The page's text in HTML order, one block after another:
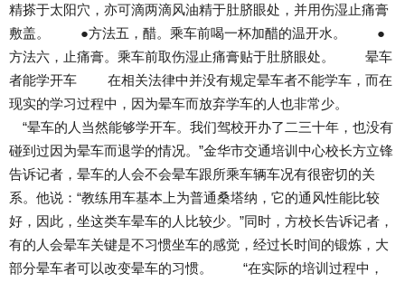
精搽于太阳穴，亦可滴两滴风油精于肚脐眼处，并用伤湿止痛膏
敷盖。 ●方法五，醋。乘车前喝一杯加醋的温开水。 ●
方法六，止痛膏。乘车前取伤湿止痛膏贴于肚脐眼处。 晕车
者能学开车 在相关法律中并没有规定晕车者不能学车，而在
现实的学习过程中，因为晕车而放弃学车的人也非常少。
“晕车的人当然能够学开车。我们驾校开办了二三十年，也没有
碰到过因为晕车而退学的情况。”金华市交通培训中心校长方立锋
告诉记者，晕车的人会不会晕车跟所乘车辆车况有很密切的关
系。他说：“教练用车基本上为普通桑塔纳，它的通风性能比较
好，因此，坐这类车晕车的人比较少。”同时，方校长告诉记者，
有的人会晕车关键是不习惯坐车的感觉，经过长时间的锻炼，大
部分晕车者可以改变晕车的习惯。 “在实际的培训过程中，